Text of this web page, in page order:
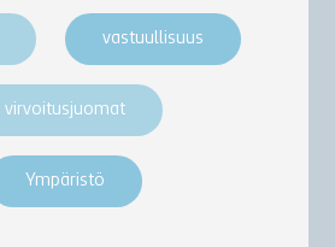
vastuullisuus
virvoitusjuomat
Ympäristö